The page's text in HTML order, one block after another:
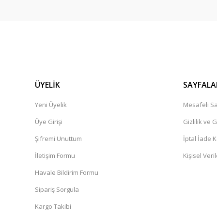
ÜYELİK
Yeni Üyelik
Üye Girişi
Şifremi Unuttum
İletişim Formu
Havale Bildirim Formu
Sipariş Sorgula
Kargo Takibi
Mesafeli
Gizlilik ve
İptal İade
Kişisel